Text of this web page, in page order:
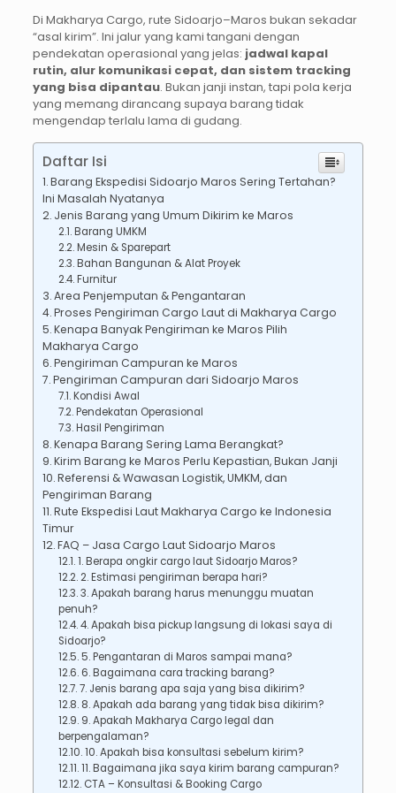
Di Makharya Cargo, rute Sidoarjo–Maros bukan sekadar
“asal kirim”. Ini jalur yang kami tangani dengan
pendekatan operasional yang jelas: jadwal kapal
rutin, alur komunikasi cepat, dan sistem tracking
yang bisa dipantau. Bukan janji instan, tapi pola kerja
yang memang dirancang supaya barang tidak
mengendap terlalu lama di gudang.
Daftar Isi
Barang Ekspedisi Sidoarjo Maros Sering Tertahan?
Ini Masalah Nyatanya
Jenis Barang yang Umum Dikirim ke Maros
Barang UMKM
Mesin & Sparepart
Bahan Bangunan & Alat Proyek
Furnitur
Area Penjemputan & Pengantaran
Proses Pengiriman Cargo Laut di Makharya Cargo
Kenapa Banyak Pengiriman ke Maros Pilih
Makharya Cargo
Pengiriman Campuran ke Maros
Pengiriman Campuran dari Sidoarjo Maros
Kondisi Awal
Pendekatan Operasional
Hasil Pengiriman
Kenapa Barang Sering Lama Berangkat?
Kirim Barang ke Maros Perlu Kepastian, Bukan Janji
Referensi & Wawasan Logistik, UMKM, dan
Pengiriman Barang
Rute Ekspedisi Laut Makharya Cargo ke Indonesia
Timur
FAQ – Jasa Cargo Laut Sidoarjo Maros
1. Berapa ongkir cargo laut Sidoarjo Maros?
2. Estimasi pengiriman berapa hari?
3. Apakah barang harus menunggu muatan
penuh?
4. Apakah bisa pickup langsung di lokasi saya di
Sidoarjo?
5. Pengantaran di Maros sampai mana?
6. Bagaimana cara tracking barang?
7. Jenis barang apa saja yang bisa dikirim?
8. Apakah ada barang yang tidak bisa dikirim?
9. Apakah Makharya Cargo legal dan
berpengalaman?
10. Apakah bisa konsultasi sebelum kirim?
11. Bagaimana jika saya kirim barang campuran?
CTA – Konsultasi & Booking Cargo